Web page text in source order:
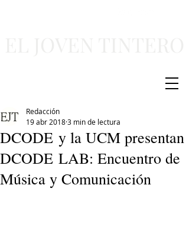
DCODE y la UCM presentan
DCODE LAB: Encuentro de
Música y Comunicación
Redacción
19 abr 20183 min de lectura